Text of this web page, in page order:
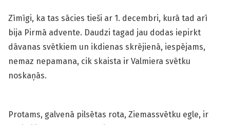
Zīmīgi, ka tas sācies tieši ar 1. decembri, kurā tad arī
bija Pirmā advente. Daudzi tagad jau dodas iepirkt
dāvanas svētkiem un ikdienas skrējienā, iespējams,
nemaz nepamana, cik skaista ir Valmiera svētku
noskaņās.
Protams, galvenā pilsētas rota, Ziemassvētku egle, ir